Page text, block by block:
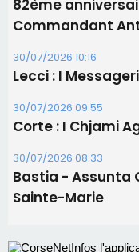
30/07/2026 08:33
Bastia - Assunta
Sainte-Marie
Les plus lus
Satine Nomary est
Éclipse du 12 août :
d'un spectacle qui
face à une